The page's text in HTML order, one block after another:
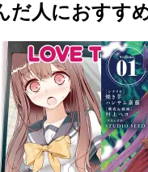
だ人におすす